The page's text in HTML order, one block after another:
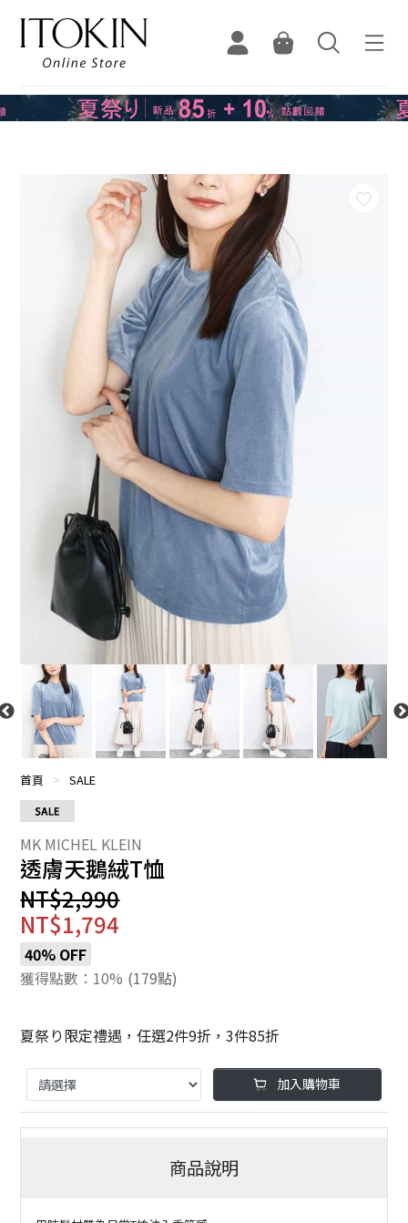
首頁 > SALE
透膚天鵝絨T恤
NT$2,990
NT$1,794
40% OFF
獲得點數：10% (179點)
夏祭り限定禮遇，任選2件9折，3件85折
加入購物車
商品說明